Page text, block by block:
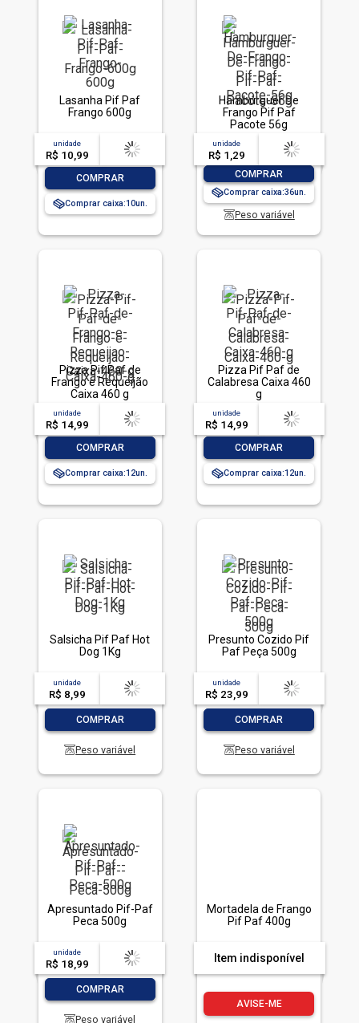
Lasanha Pif Paf
Frango 600g
unidade
R$ 10,99
acima de
-- --,--un.
COMPRAR
Comprar caixa:10
Hambúrguer De
Frango Pif Paf
Pacote 56g
unidade
R$ 1,29
acima de
-- --,--un.
COMPRAR
Comprar caixa:36
Peso variável
Pizza Pif Paf de
Frango e Requeijão
Caixa 460 g
unidade
R$ 14,99
acima de
-- --,--un.
COMPRAR
Comprar caixa:12
Pizza Pif Paf de
Calabresa Caixa 460
g
unidade
R$ 14,99
acima de
-- --,--un.
COMPRAR
Comprar caixa:12
Salsicha Pif Paf Hot
Dog 1Kg
unidade
R$ 8,99
acima de
-- --,--un.
COMPRAR
Peso variável
Presunto Cozido Pif
Paf Peça 500g
unidade
R$ 23,99
acima de
-- --,--un.
COMPRAR
Peso variável
Apresuntado Pif-Paf
Peca 500g
unidade
R$ 18,99
acima de
-- --,--un.
COMPRAR
Peso variável
Mortadela de Frango
Pif Paf 400g
Item indisponível
AVISE-ME